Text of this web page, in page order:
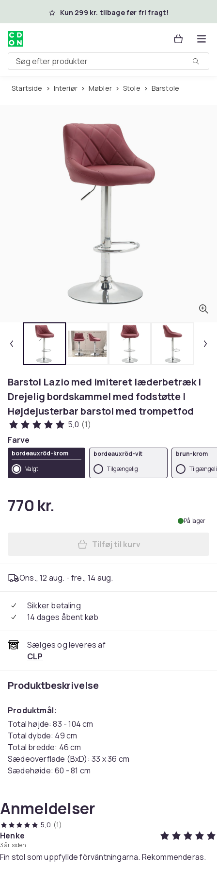
Spring til hovedindhold
Kun 299 kr. tilbage før fri fragt!
Søg efter produkter
Startside Interiør Møbler Stole Barstole
Barstol Lazio med imiteret læderbetræk I
Drejelig bordskammel med fodstøtte I
Højdejusterbar barstol med trompetfod
5,0 (1)
Farve
bordeauxröd-krom
Valgt
bordeauxröd-vit
Tilgængelig
brun-krom
770 kr.
På lager
Læg Barstol Lazio med
Tilføj til kurv
Ons., 12 aug. - fre., 14 aug.
Sikker betaling
14 dages åbent køb
Sælges og leveres af
CLP
Produktbeskrivelse
Produktmål:
Total højde: 83 - 104 cm
Total dybde: 49 cm
Total bredde: 46 cm
Sædeoverflade (BxD): 33 x 36 cm
Sædehøjde: 60 - 81 cm
Vægt: 7 kg
Sæde:
Betræk: fine kunstlæder
Ryglænet er afrundet for bedre siddekomfort
Anmeldelser
5,0 (1)
Henke
3 år siden
Fin stol som uppfyllde förväntningarna. Rekommenderas.